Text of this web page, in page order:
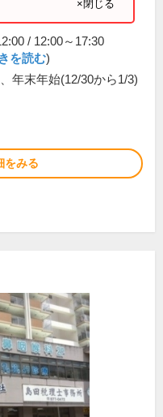
×閉じる
/ 12:00～17:30
を読む)
年末年始(12/30から1/3)
をみる